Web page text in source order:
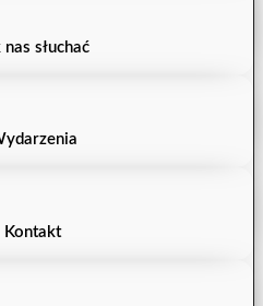
nas słuchać
Kontakt